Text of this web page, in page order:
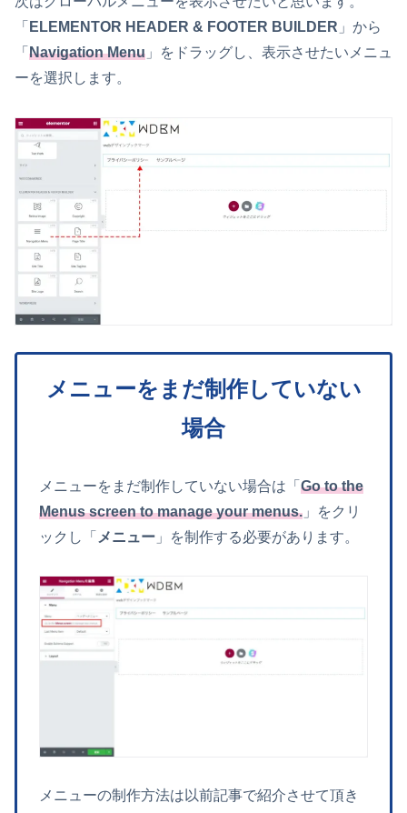
「 ELEMENTOR HEADER & FOOTER BUILDER 」から
「 Navigation Menu 」をドラッグし、表示させたいメニュ
ーを選択します。
メニューをまだ制作していない
場合
メニューをまだ制作していない場合は「 Go to the
Menus screen to manage your menus. 」をクリ
ックし「 メニュー 」を制作する必要があります。
メニューの制作方法は以前記事で紹介させて頂き